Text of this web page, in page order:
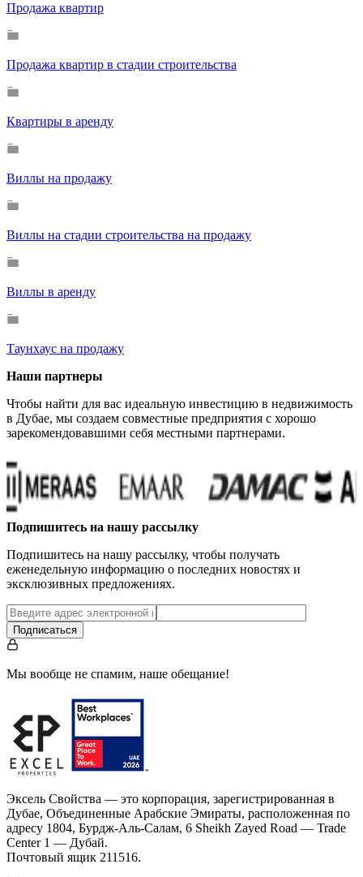
Продажа квартир
Продажа квартир в стадии строительства
Квартиры в аренду
Виллы на продажу
Виллы на стадии строительства на продажу
Виллы в аренду
Таунхаус на продажу
Наши партнеры
Чтобы найти для вас идеальную инвестицию в недвижимость
в Дубае, мы создаем совместные предприятия с хорошо
зарекомендовавшими себя местными партнерами.
Подпишитесь на нашу рассылку
Подпишитесь на нашу рассылку, чтобы получать
еженедельную информацию о последних новостях и
эксклюзивных предложениях.
Подписаться
Мы вообще не спамим, наше обещание!
Эксель Свойства — это корпорация, зарегистрированная в
Дубае, Объединенные Арабские Эмираты, расположенная по
адресу 1804, Бурдж-Аль-Салам, 6 Sheikh Zayed Road — Trade
Center 1 — Дубай.
Почтовый ящик 211516.